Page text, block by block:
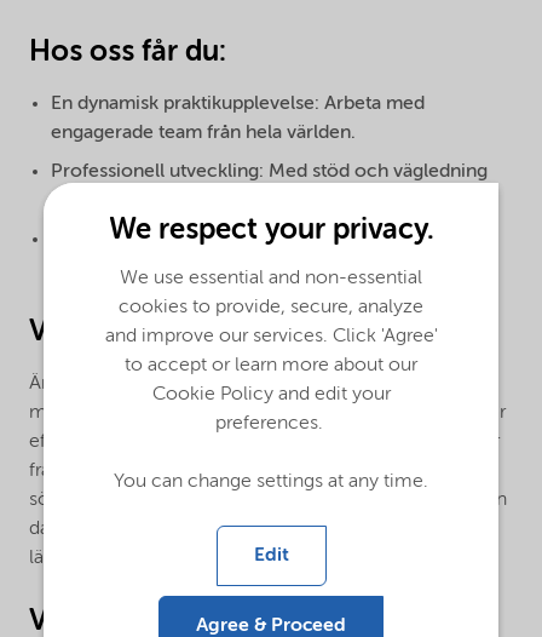
Hos oss får du:
En dynamisk praktikupplevelse: Arbeta med
engagerade team från hela världen.
Professionell utveckling: Med stöd och vägledning
Lärande från branschledare: Upptäck hur vi driver
innovation och hållbarhet.
Vi tror att du är
Är du driven av hållbarhet och innovation? Vill du växa
med ett företag som ständigt utmanar sig självt? Vi letar
efter passionerade individer som vill bidra till en hållbar
framtid. Om du känner igen dig i detta, är du den vi
söker. Vi erbjuder stöd för din personliga utveckling från
dag ett, med utmanande uppgifter och omfattande
lärande i en mångfaldig och internationell arbetsmiljö.
Vi erbjuder
We respect your privacy.
We use essential and non-essential
cookies to provide, secure, analyze
and improve our services. Click 'Agree'
to accept or learn more about our
Cookie Policy and edit your
preferences.
You can change settings at any time.
Edit
Agree & Proceed